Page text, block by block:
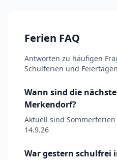
Ferien FAQ
Antworten zu häufigen
Schulferien und
Wann sind die
Merkendorf?
Aktuell sind
14.9.26
War gestern schulfrei